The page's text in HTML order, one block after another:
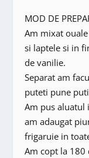
MOD DE
Am mixat
si laptele si in
de vanilie.
Separat am
puteti pune
Am pus aluatul
am adaugat
frigaruie in
Am copt la 180